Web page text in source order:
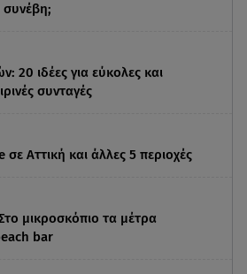
συνέβη;
20 ιδέες για εύκολες και
συνταγές
σε Αττική και άλλες 5 περιοχές
μικροσκόπιο τα μέτρα
bar